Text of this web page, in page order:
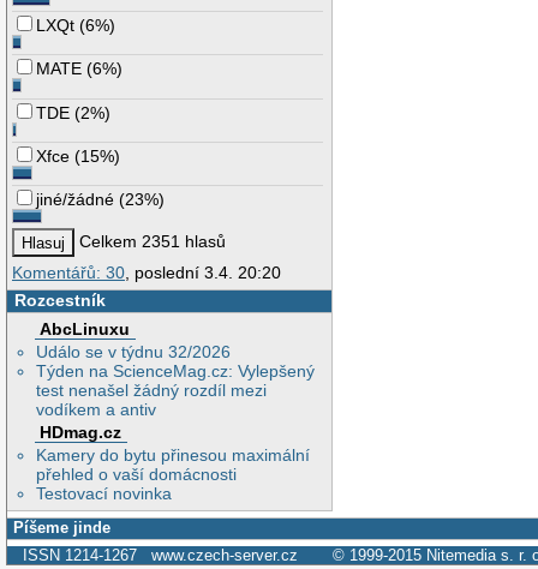
LXQt (6%)
MATE (6%)
TDE (2%)
Xfce (15%)
jiné/žádné (23%)
Celkem 2351 hlasů
Komentářů: 30 , poslední 3.4. 20:20
Rozcestník
AbcLinuxu
Událo se v týdnu 32/2026
Týden na ScienceMag.cz: Vylepšený
test nenašel žádný rozdíl mezi
vodíkem a antiv
HDmag.cz
Kamery do bytu přinesou maximální
přehled o vaší domácnosti
Testovací novinka
Píšeme jinde
ISSN 1214-1267 www.czech-server.cz © 1999-2015 Nitemedia s. r.